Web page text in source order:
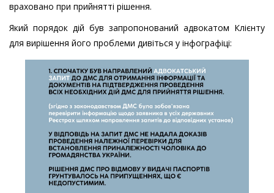
враховано при прийнятті рішення.
Який порядок дій був запропонований адвокатом Клієнту
для вирішення його проблеми дивіться у інфографіці: